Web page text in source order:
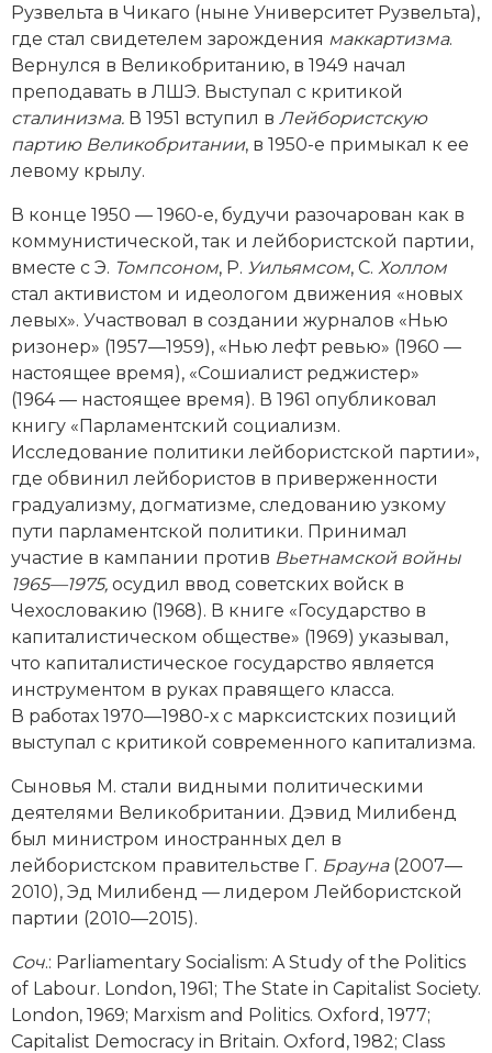
Новая история
Новейшая история
Нумизматика
Образование
Общественные объединения и организации
Политическая история
Революции и народные движения
Религия и церковь
Россия
Северная Америка
Социально-экономическая история
Специальные исторические дисциплины
Южная Америка
Рузвельта в Чикаго (ныне Университет Рузвельта),
где стал свидетелем зарождения маккартизма.
Вернулся в Велико­британию, в 1949 начал
преподавать в ЛШЭ. Выступал с критикой
сталинизма. В 1951 вступил в Лейбористскую
партию Великобритании, в 1950-е примыкал к ее
левому крылу.
В конце 1950 — 1960-е, будучи разочарован как в
коммунистической, так и лейбористской партии,
вместе с Э. Томпсоном, Р. Уильямсом, С. Холлом
стал активистом и идеологом движения «новых
левых». Участвовал в создании журналов «Нью
ризонер» (1957—1959), «Нью лефт ревью» (1960 —
настоящее время), «Сошиалист реджистер»
(1964 — настоящее время). В 1961 опубликовал
книгу «Парламентский социализм.
Исследование политики лейбористской партии»,
где обвинил лейбористов в приверженности
градуализму, догматизме, следованию узкому
пути парламентской политики. Принимал
участие в кампании против Вьетнамской войны
1965—1975, осудил ввод советских войск в
Чехословакию (1968). В книге «Государство в
капиталистическом обществе» (1969) указывал,
что капиталистическое государство является
инструментом в руках правящего класса.
В работах 1970—1980-х с марксистских позиций
выступал с критикой современного капитализма.
Сыновья М. стали видными политическими
деятелями Велико­британии. Дэвид Милибенд
был министром иностранных дел в
лейбористском правительстве Г. Брауна (2007—
2010), Эд Милибенд — лидером Лейбористской
партии (2010—2015).
Соч.: Parliamentary Socialism: A Study of the Politics
of Labour. London, 1961; The State in Capitalist Society.
London, 1969; Marxism and Politics. Oxford, 1977;
Capitalist Democracy in Britain. Oxford, 1982; Class